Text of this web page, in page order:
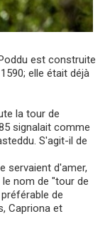
elle était déjà
la tour de
signalait comme
S'agit-il de
servaient d'amer,
nom de "tour de
de
Capriona et